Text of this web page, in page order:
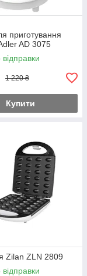
приготування
AD 3075
1 220 ₴
Купити
Zilan ZLN 2809